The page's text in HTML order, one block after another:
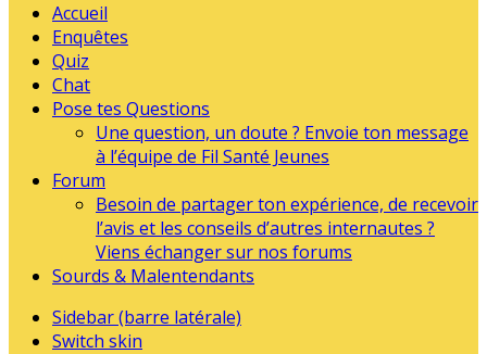
Accueil
Enquêtes
Quiz
Chat
Pose tes Questions
Une question, un doute ? Envoie ton message
à l’équipe de Fil Santé Jeunes
Forum
Besoin de partager ton expérience, de recevoir
l’avis et les conseils d’autres internautes ?
Viens échanger sur nos forums
Sourds & Malentendants
Sidebar (barre latérale)
Switch skin